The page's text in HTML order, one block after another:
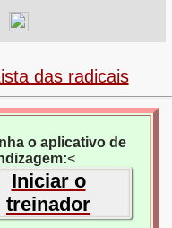
das radicais
o aplicativo de
<
Iniciar o
treinador